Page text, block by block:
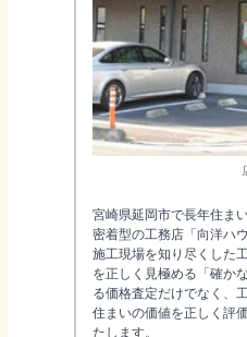
宮崎県延岡市で長年住ま
密着型の工務店「向洋ハ
施工現場を知り尽くした
を正しく見極める「確か
る価格査定だけでなく、
住まいの価値を正しく評
たします。